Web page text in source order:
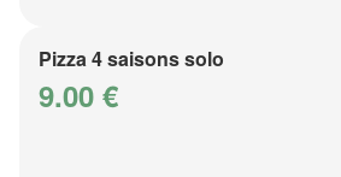
Pizza 4 saisons solo
9.00 €